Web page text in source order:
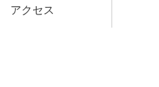
アクセス